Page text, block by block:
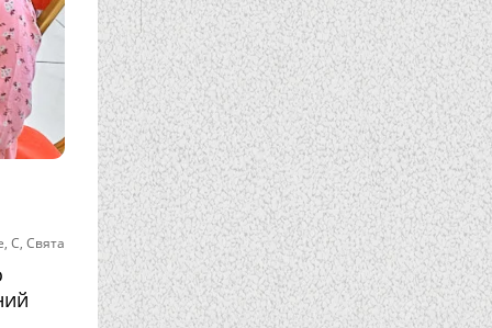
, С, Свята